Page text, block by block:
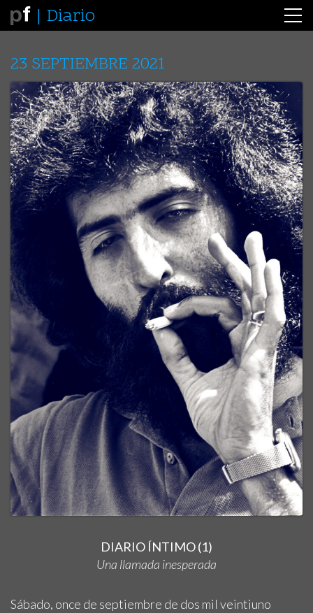
Diario
23 SEPTIEMBRE 2021
DIARIO ÍNTIMO (1)
Una llamada inesperada
Sábado, once de septiembre de dos mil veintiuno